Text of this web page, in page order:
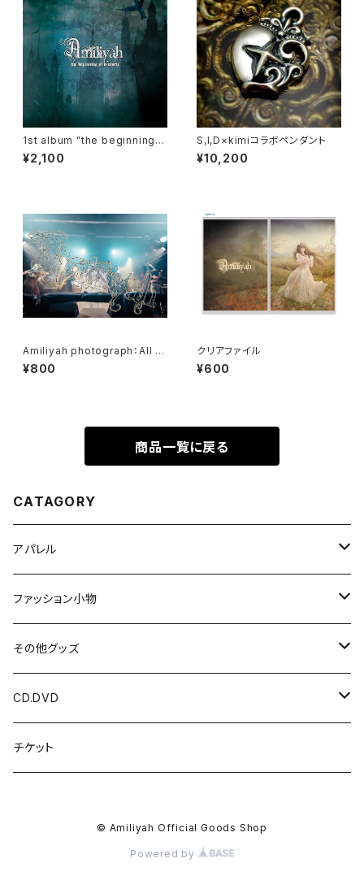
1st album "the beginning o
f a story"
¥2,100
S,I,D×kimiコラボペンダント
¥10,200
Amiliyah photograph：All m
ember No.11～No.18
¥800
クリアファイル
¥600
商品一覧に戻る
CATAGORY
アパレル
Tシャツ
光 / 闇の国
HIDDEN DOOR
パーカー
ファッション小物
HIDDEN DOOR
LUNA ET SOL
アクセサリー
その他グッズ
アクリルキーホルダー
チェキ
CD.DVD
CDアルバム
チケット
© Amiliyah Official Goods Shop
Powered by